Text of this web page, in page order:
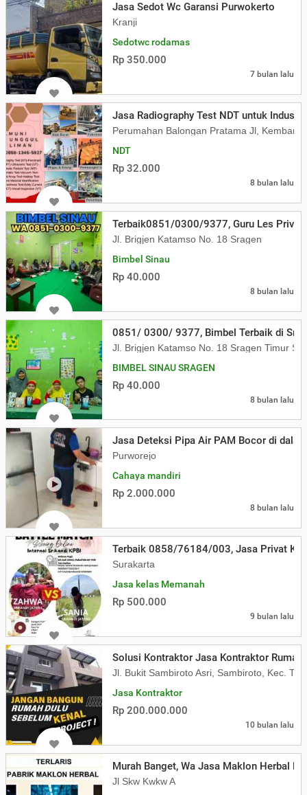
Jasa Sedot Wc Garansi Purwokerto
Kranji
Sedotwc rodamas
Rp 350.000
7 bulan lalu
Jasa Radiography Test NDT untuk
Perumahan Balongan Pratama Jl, Kembang
NDT
Rp 32.000
8 bulan lalu
Terbaik0851/0300/9377, Guru Les Privat
Jl. Brigjen Katamso No. 18 Sragen
Bimbel Sinau
Rp 40.000
8 bulan lalu
0851/ 0300/ 9377, Bimbel Terbaik di
Jl. Brigjen Katamso No. 18 Sragen Timur
BIMBEL SINAU SRAGEN
Rp 40.000
8 bulan lalu
Jasa Deteksi Pipa Air PAM Bocor di
Purworejo
Cahaya mandiri
Rp 2.000.000
8 bulan lalu
Terbaik 0858/76184/003, Jasa Privat
Surakarta
Jasa kelas Memanah
Rp 500.000
9 bulan lalu
Solusi Kontraktor Jasa Kontraktor Rumah
Jl. Bukit Sambiroto Asri, Sambiroto, Kec.
Jasa Kontraktor
Rp 200.000.000
10 bulan lalu
Murah Banget, Wa Jasa Maklon Herbal
Jl Skw Kwkw A